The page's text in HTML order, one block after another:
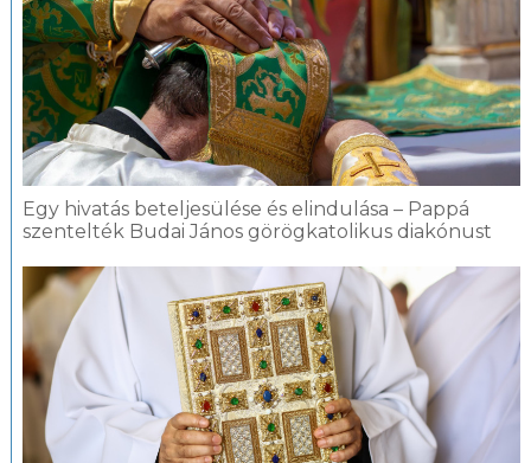
Egy hivatás beteljesülése és elindulása – Pappá
szentelték Budai János görögkatolikus diakónust